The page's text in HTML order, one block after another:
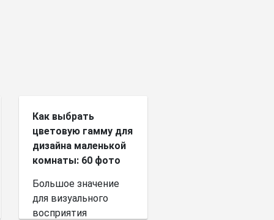
Как выбрать
цветовую гамму для
дизайна маленькой
комнаты: 60 фото
Большое значение
для визуального
восприятия